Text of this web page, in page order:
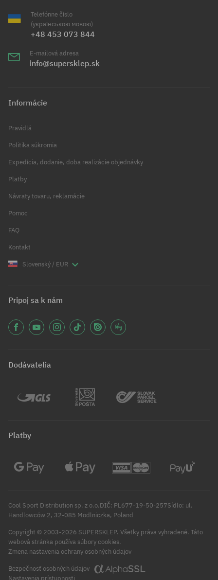
Telefónne číslo
(українською мовою)
+48 453 073 844
E-mailová adresa
info@supersklep.sk
Informácie
Pravidlá
Politika súkromia
Expedícia, dodanie, doba realizácie objednávky
Platby
Návraty tovaru, reklamácie
Pomoc
FAQ
Kontakt
Slovenský / EUR
Pripoj sa k nám
Dodávatelia
Platby
Cool Sport Distribution sp. z o.o.DIČ: PL677-19-50-257Sídlo: ul.
Handlowców 2, 32-085 Modlniczka, Poland
Copyright © 2003-2026 SUPERSKLEP. Všetky práva vyhradené. Táto
webová stránka používa súbory cookies.
Zmena nastavenia ochrany osobných údajov
Bezpečnosť osobných údajov